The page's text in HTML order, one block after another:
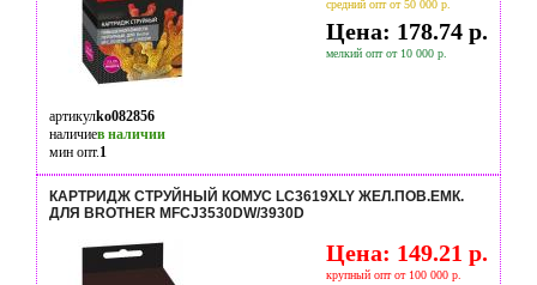
средний опт от 50 000 р.
Цена: 178.74 р.
мелкий опт от 10 000 р.
артикулko082856
наличиев наличии
мин опт.1
КАРТРИДЖ СТРУЙНЫЙ КОМУС LC3619XLY ЖЕЛ.ПОВ.ЕМК.
ДЛЯ BROTHER MFCJ3530DW/3930D
Цена: 149.21 р.
крупный опт от 100 000 р.